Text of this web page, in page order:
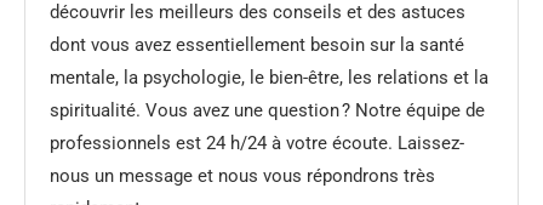
découvrir les meilleurs des conseils et des astuces
dont vous avez essentiellement besoin sur la santé
mentale, la psychologie, le bien-être, les relations et la
spiritualité. Vous avez une question ? Notre équipe de
professionnels est 24 h/24 à votre écoute. Laissez-
nous un message et nous vous répondrons très